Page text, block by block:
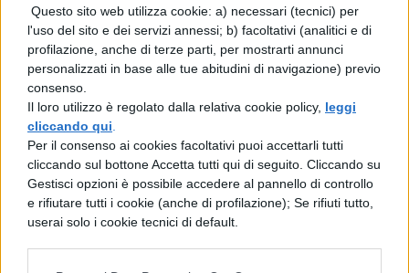
Questo sito web utilizza cookie: a) necessari (tecnici) per
l'uso del sito e dei servizi annessi; b) facoltativi (analitici e di
profilazione, anche di terze parti, per mostrarti annunci
personalizzati in base alle tue abitudini di navigazione) previo
consenso.
Il loro utilizzo è regolato dalla relativa cookie policy, leggi
cliccando qui
Per il consenso ai cookies facoltativi puoi accettarli tutti
cliccando sul bottone Accetta tutti qui di seguito. Cliccando su
Gestisci opzioni è possibile accedere al pannello di controllo
e rifiutare tutti i cookie (anche di profilazione); Se rifiuti tutto,
userai solo i cookie tecnici di default.
aspettava prima o poi una mossa come
questa, e stava guardando fuori di finestra.
Quando vede il gesto dell’amato non può
più reprimere i suoi sentimenti e si rende
conto che il loro rapporto è ormai
inevitabile.
La relazione con Maria non fa dimenticare
ad Andrea Elena. Il desiderio per
quest’ultima è sempre più grande, e cerca